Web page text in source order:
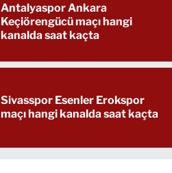
Antalyaspor Ankara
Keçiörengücü maçı hangi
kanalda saat kaçta
Sivasspor Esenler Erokspor
maçı hangi kanalda saat kaçta